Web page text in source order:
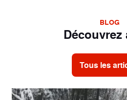
BLOG
Découvrez
Tous les